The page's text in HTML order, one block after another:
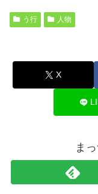
う行 人物
X
ま